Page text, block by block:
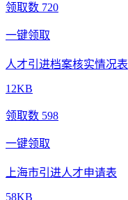
领取数 720
一键领取
人才引进档案核实情况表
12KB
领取数 598
一键领取
上海市引进人才申请表
58KB